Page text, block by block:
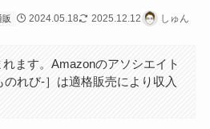
販 2024.05.18 2025.12.12 しゅん
ます。Amazonのアソシエイト
のれび-］は適格販売により収入